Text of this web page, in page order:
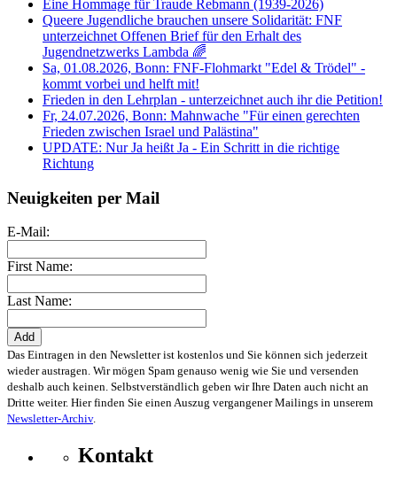
Eine Hommage für Traude Rebmann (1939-2026)
Queere Jugendliche brauchen unsere Solidarität: FNF
unterzeichnet Offenen Brief für den Erhalt des
Jugendnetzwerks Lambda 🌈
Sa, 01.08.2026, Bonn: FNF-Flohmarkt "Edel & Trödel" -
kommt vorbei und helft mit!
Frieden in den Lehrplan - unterzeichnet auch ihr die Petition!
Fr, 24.07.2026, Bonn: Mahnwache "Für einen gerechten
Frieden zwischen Israel und Palästina"
UPDATE: Nur Ja heißt Ja - Ein Schritt in die richtige
Richtung
Neuigkeiten per Mail
E-Mail:
First Name:
Last Name:
Das Eintragen in den Newsletter ist kostenlos und Sie können sich jederzeit
wieder austragen. Wir mögen Spam genauso wenig wie Sie und versenden
deshalb auch keinen. Selbstverständlich geben wir Ihre Daten auch nicht an
Dritte weiter. Hier finden Sie einen Auszug vergangener Mailings in unserem
Newsletter-Archiv.
Kontakt